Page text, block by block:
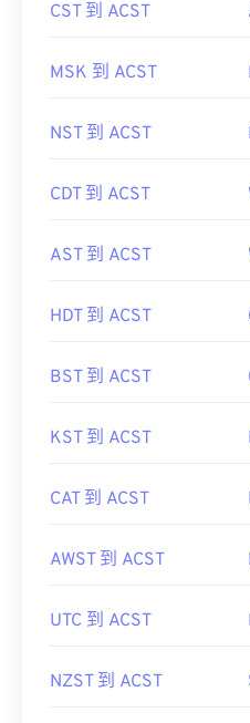
CST 到 ACST
MSK 到 ACST
NST 到 ACST
CDT 到 ACST
AST 到 ACST
HDT 到 ACST
BST 到 ACST
KST 到 ACST
CAT 到 ACST
AWST 到 ACST
UTC 到 ACST
NZST 到 ACST